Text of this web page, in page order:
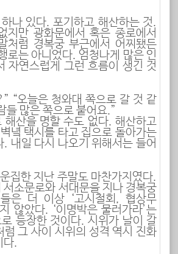
나 있다. 포기하고 해산하는 것.
지만 광화문에서 혹은 종로에서
처럼 경복궁 부근에서 어찌됐든
로는 아니었다. 엄청나게 많은 인
자연스럽게 그런 흐름이 생긴 것
“오늘은 청와대 쪽으로 갈 것 같
들 많은 쪽으로 붙어요.”
해산을 명할 수도 없다. 해산하고
녘 택시를 타고 집으로 돌아가는
. 내일 다시 나오기 위해서는 들어
집한 지난 주말도 마찬가지였다.
소문로와 서대문을 지나 경복궁
은 더 이상 ‘고시철회, 협상무
않았다. ‘이명박은 물러가라’는
등장한 것이다. 시위가 날이 갈
럼 그 사이 시위의 성격 역시 진화
다.